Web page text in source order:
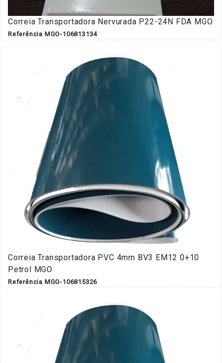
Correia Transportadora Nervurada P22-24N FDA MGO
Referência MGO-106813134
Correia Transportadora PVC 4mm BV3 EM12 0+10
Petrol MGO
Referência MGO-106815326